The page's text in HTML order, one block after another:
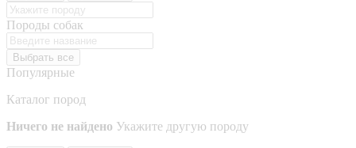
Породы собак
Выбрать все
Популярные
Каталог пород
Ничего не найдено Укажите другую породу